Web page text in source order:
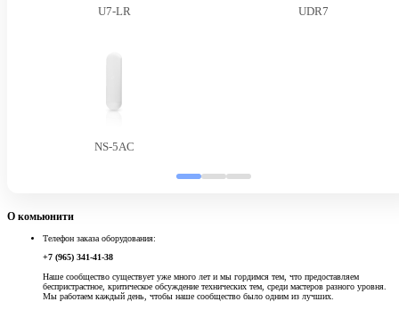
U7-LR UDR7
NS-5AC
О комьюнити
Телефон заказа оборудования:
+7 (965) 341-41-38
Наше сообщество существует уже много лет и мы гордимся тем, что предоставляем
беспристрастное, критическое обсуждение технических тем, среди мастеров разного уровня.
Мы работаем каждый день, чтобы наше сообщество было одним из лучших.